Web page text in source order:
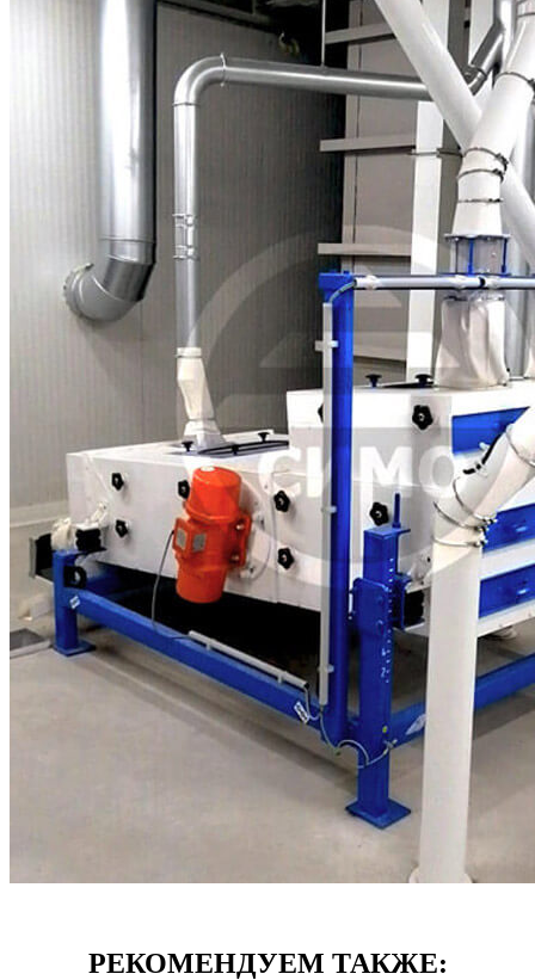
РЕКОМЕНДУЕМ ТАКЖЕ: